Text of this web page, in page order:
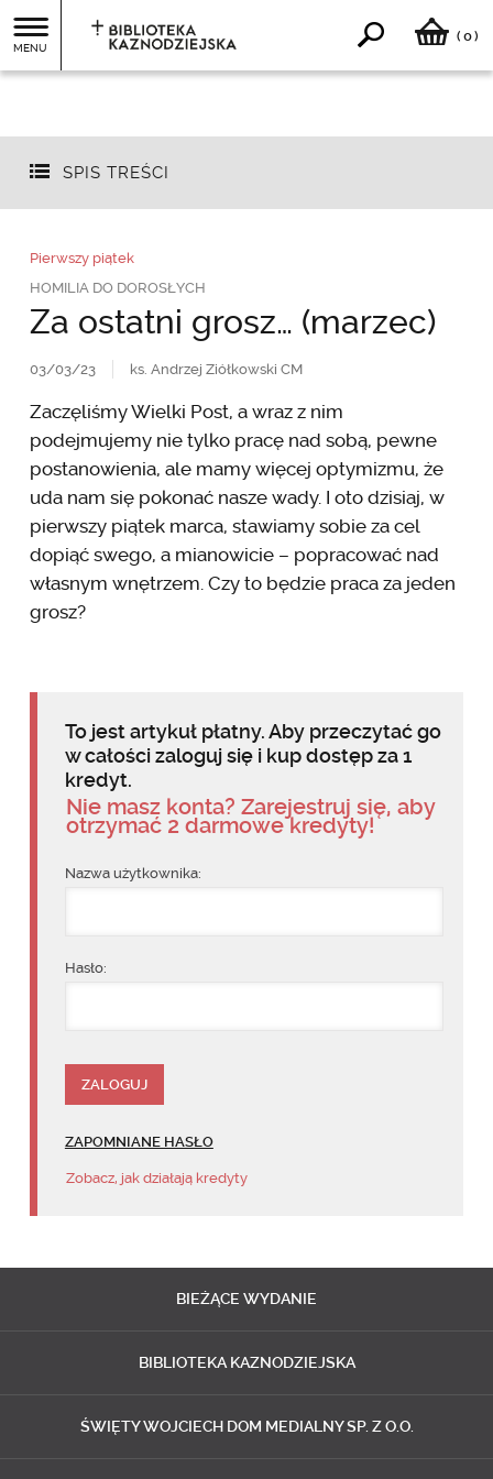
MENU
( 0)
SPIS TREŚCI
Pierwszy piątek
HOMILIA DO DOROSŁYCH
Za ostatni grosz… (marzec)
03/03/23 ks. Andrzej Ziółkowski CM
Zaczęliśmy Wielki Post, a wraz z nim
podejmujemy nie tylko pracę nad sobą, pewne
postanowienia, ale mamy więcej optymizmu, że
uda nam się pokonać nasze wady. I oto dzisiaj, w
pierwszy piątek marca, stawiamy sobie za cel
dopiąć swego, a mianowicie – popracować nad
własnym wnętrzem. Czy to będzie praca za jeden
grosz?
To jest artykuł płatny. Aby przeczytać go
w całości zaloguj się i kup dostęp za 1
kredyt.
Nie masz konta? Zarejestruj się, aby
otrzymać 2 darmowe kredyty!
Nazwa użytkownika:
Hasło:
ZAPOMNIANE HASŁO
Zobacz, jak działają kredyty
BIEŻĄCE WYDANIE
BIBLIOTEKA KAZNODZIEJSKA
ŚWIĘTY WOJCIECH DOM MEDIALNY SP. Z O.O.